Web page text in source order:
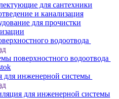
для сантехники
и канализация
для прочистки
водоотвода
поверхностного водоотвода
для инженерной системы
для инженерной системы